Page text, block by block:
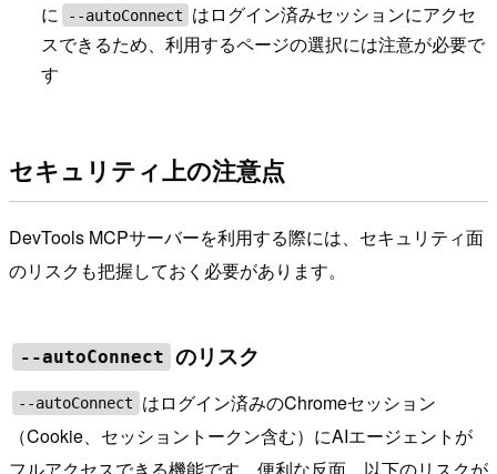
に
--autoConnect
はログイン済みセッションにアクセ
スできるため、利用するページの選択には注意が必要で
す
セキュリティ上の注意点
DevTools MCPサーバーを利用する際には、セキュリティ面
のリスクも把握しておく必要があります。
--autoConnect のリスク
--autoConnect
はログイン済みのChromeセッション
（Cookie、セッショントークン含む）にAIエージェントが